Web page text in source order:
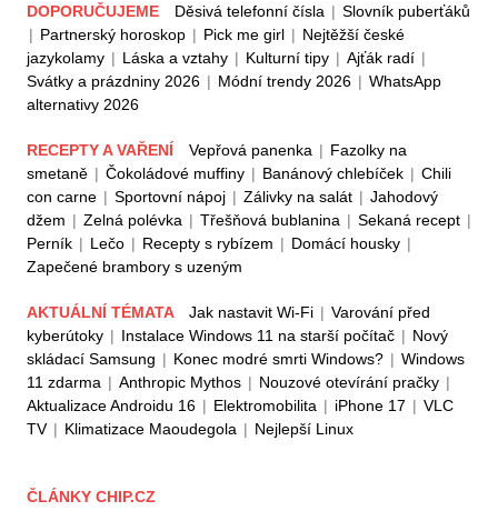
DOPORUČUJEME Děsivá telefonní čísla | Slovník puberťáků
| Partnerský horoskop | Pick me girl | Nejtěžší české
jazykolamy | Láska a vztahy | Kulturní tipy | Ajťák radí |
Svátky a prázdniny 2026 | Módní trendy 2026 | WhatsApp
alternativy 2026
RECEPTY A VAŘENÍ Vepřová panenka | Fazolky na
smetaně | Čokoládové muffiny | Banánový chlebíček | Chili
con carne | Sportovní nápoj | Zálivky na salát | Jahodový
džem | Zelná polévka | Třešňová bublanina | Sekaná recept |
Perník | Lečo | Recepty s rybízem | Domácí housky |
Zapečené brambory s uzeným
AKTUÁLNÍ TÉMATA Jak nastavit Wi-Fi | Varování před
kyberútoky | Instalace Windows 11 na starší počítač | Nový
skládací Samsung | Konec modré smrti Windows? | Windows
11 zdarma | Anthropic Mythos | Nouzové otevírání pračky |
Aktualizace Androidu 16 | Elektromobilita | iPhone 17 | VLC
TV | Klimatizace Maoudegola | Nejlepší Linux
ČLÁNKY CHIP.CZ